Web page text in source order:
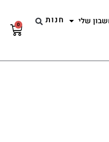
שלי חנות 0
עגלת